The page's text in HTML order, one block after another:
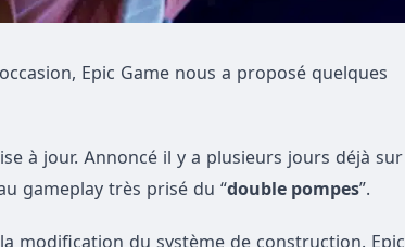
Epic Game nous a proposé quelques
à jour. Annoncé il y a plusieurs jours déjà sur
gameplay très prisé du “double pompes”.
modification du système de construction. Epic